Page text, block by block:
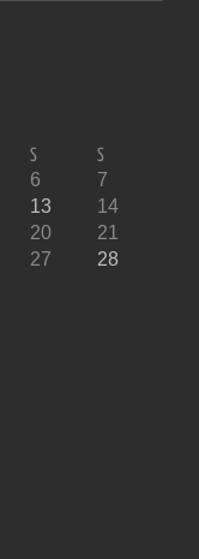
S S
6
7
13
14
20
21
27
28